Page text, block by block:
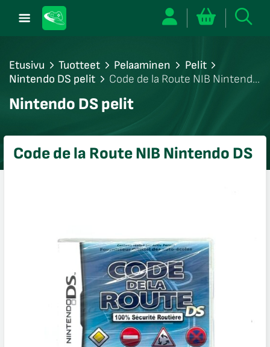
Etusivu Tuotteet Pelaaminen
Pelit
Nintendo DS pelit
Code de la Route NIB Nintendo
Nintendo DS pelit
Code de la Route NIB Nintendo DS
sulje
sulje